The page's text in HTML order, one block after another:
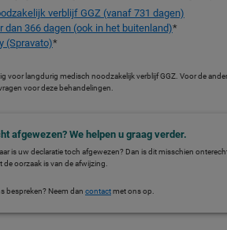
verblijf GGZ (vanaf 731 dagen)
dan 366 dagen (ook in het buitenland)*
(Spravato)*
voor langdurig medisch noodzakelijk verblijf GGZ. Voor de
voor deze behandelingen.
afgewezen? We helpen u graag verder.
is uw declaratie toch afgewezen? Dan is dit misschien
de oorzaak is van de afwijzing.
bespreken? Neem dan contactmet ons op.